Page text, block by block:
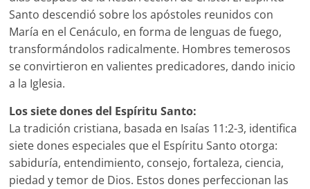
Santo descendió sobre los apóstoles reunidos con
María en el Cenáculo, en forma de lenguas de fuego,
transformándolos radicalmente. Hombres temerosos
se convirtieron en valientes predicadores, dando inicio
a la Iglesia.
Los siete dones del Espíritu Santo:
La tradición cristiana, basada en Isaías 11:2-3, identifica
siete dones especiales que el Espíritu Santo otorga:
sabiduría, entendimiento, consejo, fortaleza, ciencia,
piedad y temor de Dios. Estos dones perfeccionan las